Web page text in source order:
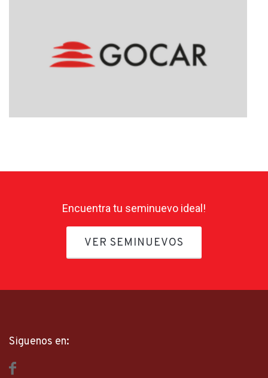
Encuentra tu seminuevo ideal!
VER SEMINUEVOS
Siguenos en: